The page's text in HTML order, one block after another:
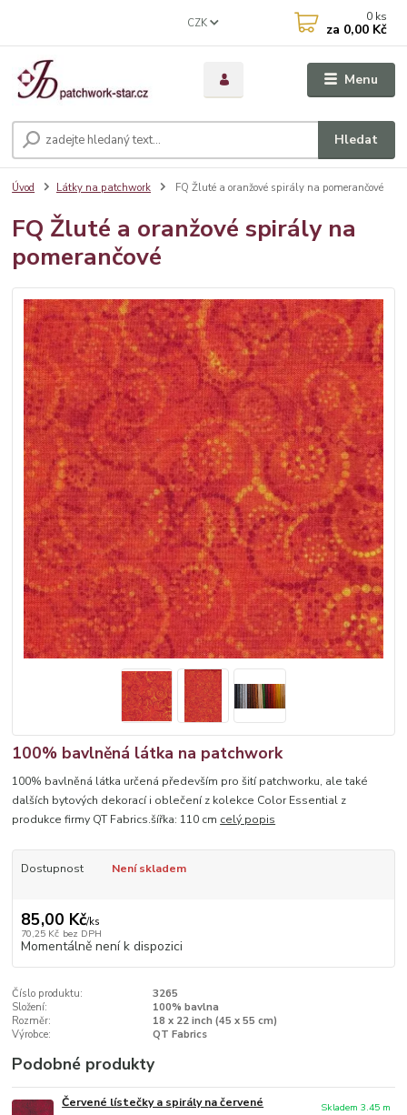
Menu
CZK
Hledat
0 ks
za 0,00 Kč
Úvod Látky na patchwork FQ Žluté a oranžové spirály na pomerančové
FQ Žluté a oranžové spirály na
pomerančové
100% bavlněná látka na patchwork
100% bavlněná látka určená především pro šití patchworku, ale také
dalších bytových dekorací i oblečení z kolekce Color Essential z
produkce firmy QT Fabrics.šířka: 110 cm celý popis
Dostupnost Není skladem
85,00 Kč/ks
70,25 Kč bez DPH
Momentálně není k dispozici
Číslo produktu:
3265
Složení:
100% bavlna
Rozměr:
18 x 22 inch (45 x 55 cm)
Výrobce:
QT Fabrics
Podobné produkty
Červené lístečky a spirály na červené
Skladem 3.45 m